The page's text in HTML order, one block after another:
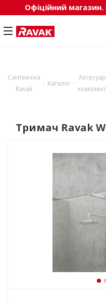
Офіційний
Сантехніка
Ravak
- Каталог -
Тримач Ravak